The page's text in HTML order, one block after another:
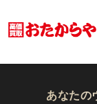
あなたの